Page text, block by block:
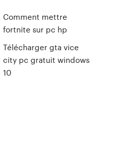
Comment mettre
fortnite sur pc hp
Télécharger gta vice
city pc gratuit windows
10